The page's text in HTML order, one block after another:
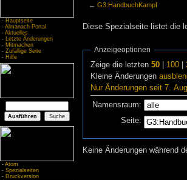
- Hauptseite
- Almanach-Portal
- Aktuelles
- Letzte Änderungen
- Mitmachen
- Zufällige Seite
- Hilfe
- Atom
- Spezialseiten
- Druckversion
←G3:HandbuchKampf
Diese Spezialseite listet die
Anzeigeoptionen
Zeige die letzten50 100 |
Kleine Änderungen
Nur Änderungen seit 7.
Namensraum:
Seite:
Keine Änderungen während